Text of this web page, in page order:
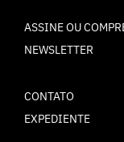
ASSINE OU
NEWSLETTER
CONTATO
EXPEDIENTE